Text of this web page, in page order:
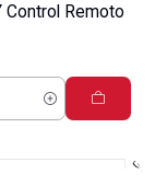
Remoto